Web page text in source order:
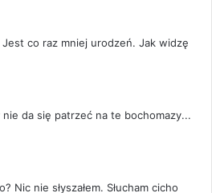
Jest co raz mniej urodzeń. Jak widzę
nie da się patrzeć na te bochomazy...
Nic nie słyszałem. Słucham cicho